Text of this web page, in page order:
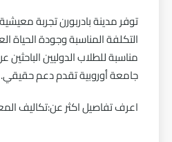
توفر مدينة بادربورن تجربة
التكلفة المناسبة وجودة الحياة
مناسبة للطلاب الدوليين الباحثين
جامعة أوروبية تقدم دعم حقيقي.
اعرف تفاصيل اكثر عن:تكاليف